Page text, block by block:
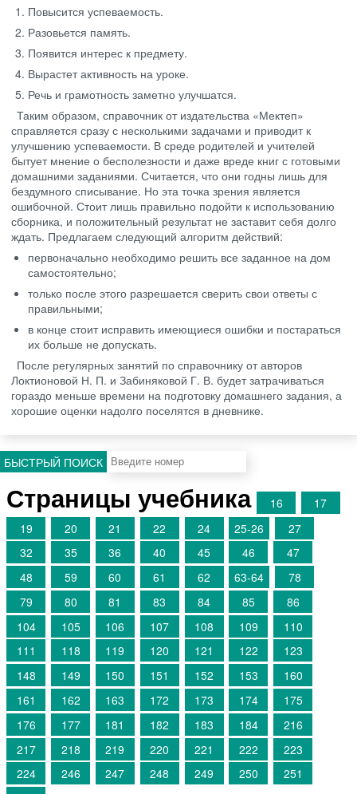
Повысится успеваемость.
Разовьется память.
Появится интерес к предмету.
Вырастет активность на уроке.
Речь и грамотность заметно улучшатся.
Таким образом, справочник от издательства «Мектеп»
справляется сразу с несколькими задачами и приводит к
улучшению успеваемости. В среде родителей и учителей
бытует мнение о бесполезности и даже вреде книг с готовыми
домашними заданиями. Считается, что они годны лишь для
бездумного списывание. Но эта точка зрения является
ошибочной. Стоит лишь правильно подойти к использованию
сборника, и положительный результат не заставит себя долго
ждать. Предлагаем следующий алгоритм действий:
первоначально необходимо решить все заданное на дом
самостоятельно;
только после этого разрешается сверить свои ответы с
правильными;
в конце стоит исправить имеющиеся ошибки и постараться
их больше не допускать.
После регулярных занятий по справочнику от авторов
Локтионовой Н. П. и Забиняковой Г. В. будет затрачиваться
гораздо меньше времени на подготовку домашнего задания, а
хорошие оценки надолго поселятся в дневнике.
БЫСТРЫЙ ПОИСК
Страницы учебника 16
17
19
20 21 22 24 25-26
27
32
35 36 40 45 46
47
48
59 60 61 62 63-64
78
79
80 81 83 84 85
86
104
105 106 107 108 109
110
111
118 119 120 121 122
123
148
149 150 151 152 153
160
161
162 163 172 173 174
175
176
177 181 182 183 184
216
217
218 219 220 221 222
223
224
246 247 248 249 250
251